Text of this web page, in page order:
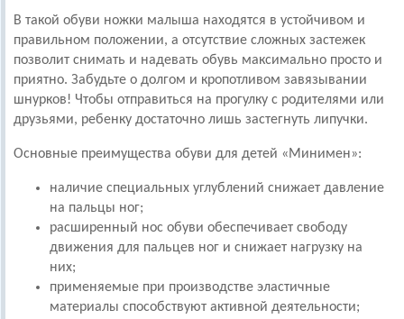
В такой обуви ножки малыша находятся в устойчивом и
правильном положении, а отсутствие сложных застежек
позволит снимать и надевать обувь максимально просто и
приятно. Забудьте о долгом и кропотливом завязывании
шнурков! Чтобы отправиться на прогулку с родителями или
друзьями, ребенку достаточно лишь застегнуть липучки.
Основные преимущества обуви для детей «Минимен»:
наличие специальных углублений снижает давление
на пальцы ног;
расширенный нос обуви обеспечивает свободу
движения для пальцев ног и снижает нагрузку на
них;
применяемые при производстве эластичные
материалы способствуют активной деятельности;